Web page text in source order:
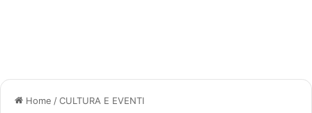
Home /CULTURA E EVENTI